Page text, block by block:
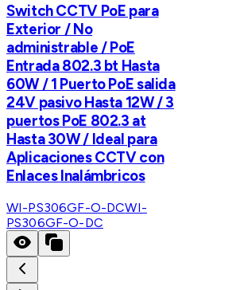
Switch CCTV PoE para
Exterior / No
administrable / PoE
Entrada 802.3 bt Hasta
60W / 1 Puerto PoE salida
24V pasivo Hasta 12W / 3
puertos PoE 802.3 at
Hasta 30W / Ideal para
Aplicaciones CCTV con
Enlaces Inalámbricos
WI-PS306GF-O-DCWI-
PS306GF-O-DC